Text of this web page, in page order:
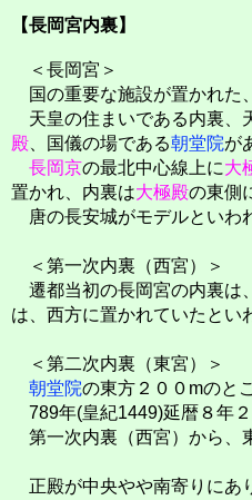
【長岡宮内裏】
＜長岡宮＞
国の重要な施設が置かれた、
天皇の住まいである内裏、
殿 、国儀の場である朝堂院が
長岡京の最北中心線上に大
置かれ、内裏は大極殿の東側
唐の長安城がモデルといわ
＜第一次内裏（西宮）＞
遷都当初の長岡宮の内裏は、
は、西方に置かれていたとい
＜第二次内裏（東宮）＞
朝堂院の東方２００mのと
789年(皇紀1449)延暦８年２
第一次内裏（西宮）から、
正殿が中央やや南寄りにあ